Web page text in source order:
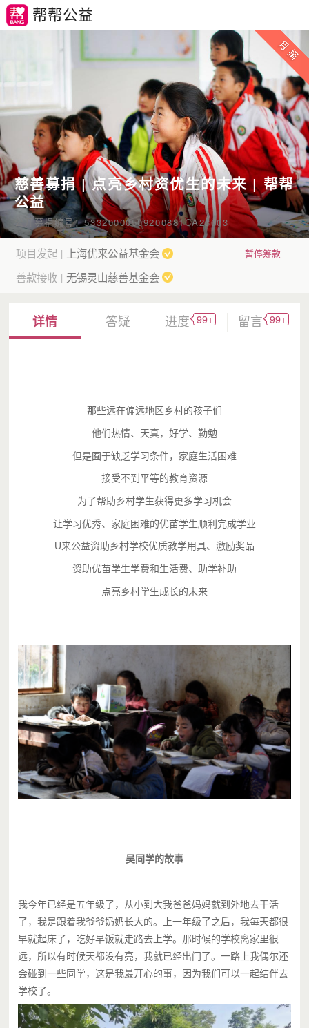
帮帮公益
慈善募捐 | 点亮乡村资优生的未来 | 帮帮
公益
公开募捐编号：53320000509200881CA23003
项目发起 | 上海优来公益基金会 暂停筹款
善款接收 | 无锡灵山慈善基金会
详情 答疑 进度 99+ 留言 99+
那些远在偏远地区乡村的孩子们
他们热情、天真，好学、勤勉
但是囿于缺乏学习条件，家庭生活困难
接受不到平等的教育资源
为了帮助乡村学生获得更多学习机会
让学习优秀、家庭困难的优苗学生顺利完成学业
U来公益资助乡村学校优质教学用具、激励奖品
资助优苗学生学费和生活费、助学补助
点亮乡村学生成长的未来
吴同学的故事
我今年已经是五年级了，从小到大我爸爸妈妈就到外地去干活
了，我是跟着我爷爷奶奶长大的。上一年级了之后，我每天都很
早就起床了，吃好早饭就走路去上学。那时候的学校离家里很
远，所以有时候天都没有亮，我就已经出门了。一路上我偶尔还
会碰到一些同学，这是我最开心的事，因为我们可以一起结伴去
学校了。